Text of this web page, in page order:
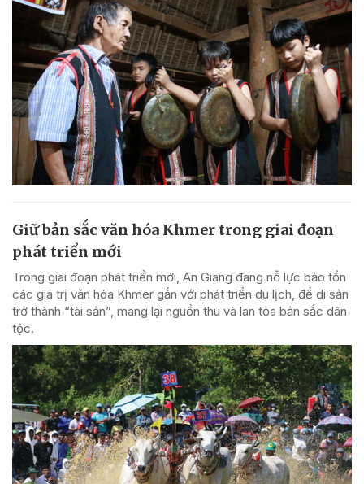
Giữ bản sắc văn hóa Khmer trong giai đoạn
phát triển mới
Trong giai đoạn phát triển mới, An Giang đang nỗ lực bảo tồn
các giá trị văn hóa Khmer gắn với phát triển du lịch, để di sản
trở thành “tài sản”, mang lại nguồn thu và lan tỏa bản sắc dân
tộc.